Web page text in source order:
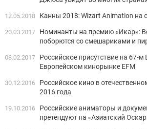
12.05.2018 Канны 2018: Wizart Animation на
20.03.2017
Номинанты на премию «Икар»:
поборются со смешариками и
08.02.2017
Российское присутствие на 67-м
Европейском кинорынке EFM
30.12.2016
Российское кино в
2016 года
19.10.2016
Российские аниматоры и
претендуют на «Азиатский